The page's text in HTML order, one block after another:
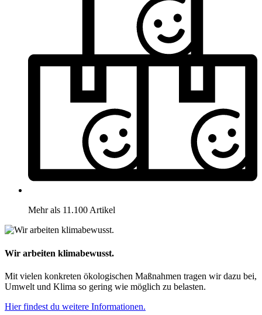
Mehr als 11.100 Artikel
Wir arbeiten klimabewusst.
Mit vielen konkreten ökologischen Maßnahmen tragen wir dazu bei,
Umwelt und Klima so gering wie möglich zu belasten.
Hier findest du weitere Informationen.